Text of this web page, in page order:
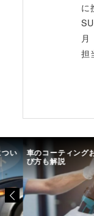
に
月
担
い 車のコーティング
び方も解説